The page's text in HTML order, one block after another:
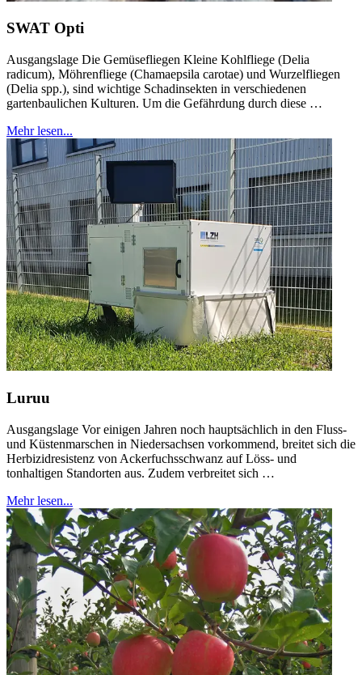
SWAT Opti
Ausgangslage Die Gemüsefliegen Kleine Kohlfliege (Delia
radicum), Möhrenfliege (Chamaepsila carotae) und Wurzelfliegen
(Delia spp.), sind wichtige Schadinsekten in verschiedenen
gartenbaulichen Kulturen. Um die Gefährdung durch diese …
Mehr lesen...
Luruu
Ausgangslage Vor einigen Jahren noch hauptsächlich in den Fluss-
und Küstenmarschen in Niedersachsen vorkommend, breitet sich die
Herbizidresistenz von Ackerfuchsschwanz auf Löss- und
tonhaltigen Standorten aus. Zudem verbreitet sich …
Mehr lesen...